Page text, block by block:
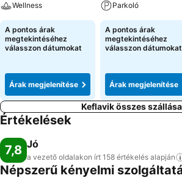
Wellness
A pontos árak
megtekintéséhez
válasszon dátumokat
Árak megjelenítése
Parkoló
A pontos árak
megtekintéséhez
válasszon dátumokat
Árak megjelenítése
Keflavik összes szállása
Értékelések
7,8 Jó
a vezető oldalakon írt 158 értékelés alapján
Népszerű kényelmi